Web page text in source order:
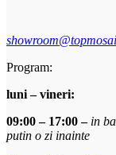
Program:
luni – vineri:
09:00 – 17:00 – in
putin o zi inainte